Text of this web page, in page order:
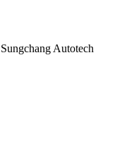
Sungchang Autotech